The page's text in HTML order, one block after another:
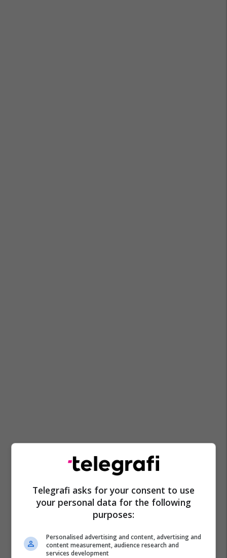
Agron Buxhaku Emigrantët Në Maqedoni
Telegrafi asks for your consent to use
your personal data for the following
purposes:
Personalised advertising and content, advertising and
content measurement, audience research and
services development